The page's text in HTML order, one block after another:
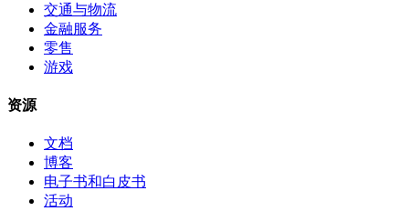
交通与物流
金融服务
零售
游戏
资源
文档
博客
电子书和白皮书
活动